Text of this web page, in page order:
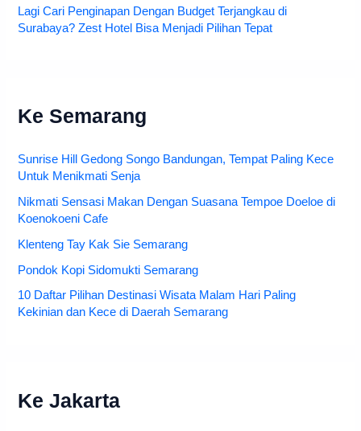
Lagi Cari Penginapan Dengan Budget Terjangkau di
Surabaya? Zest Hotel Bisa Menjadi Pilihan Tepat
Ke Semarang
Sunrise Hill Gedong Songo Bandungan, Tempat Paling Kece
Untuk Menikmati Senja
Nikmati Sensasi Makan Dengan Suasana Tempoe Doeloe di
Koenokoeni Cafe
Klenteng Tay Kak Sie Semarang
Pondok Kopi Sidomukti Semarang
10 Daftar Pilihan Destinasi Wisata Malam Hari Paling
Kekinian dan Kece di Daerah Semarang
Ke Jakarta